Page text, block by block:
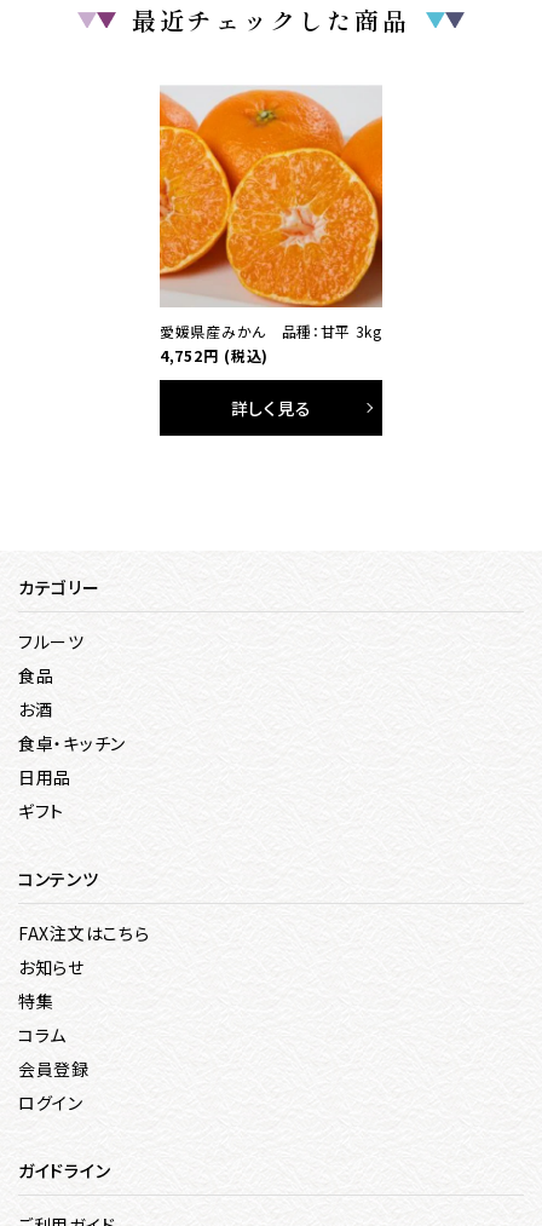
最近チェックした商品
愛媛県産みかん 品種：甘平 3kg
4,752円 (税込)
詳しく見る
カテゴリー
フルーツ
食品
お酒
食卓・キッチン
日用品
ギフト
コンテンツ
FAX注文はこちら
お知らせ
特集
コラム
会員登録
ログイン
ガイドライン